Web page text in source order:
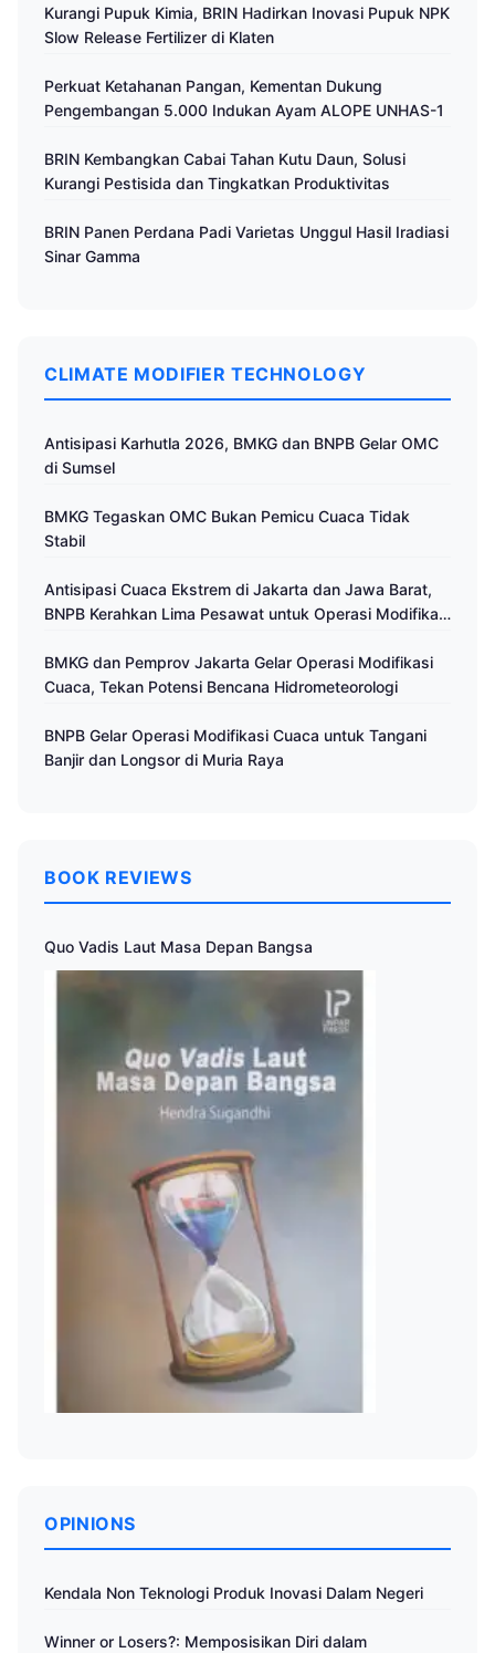
Kurangi Pupuk Kimia, BRIN Hadirkan Inovasi Pupuk NPK
Slow Release Fertilizer di Klaten
Perkuat Ketahanan Pangan, Kementan Dukung
Pengembangan 5.000 Indukan Ayam ALOPE UNHAS-1
BRIN Kembangkan Cabai Tahan Kutu Daun, Solusi
Kurangi Pestisida dan Tingkatkan Produktivitas
BRIN Panen Perdana Padi Varietas Unggul Hasil Iradiasi
Sinar Gamma
CLIMATE MODIFIER TECHNOLOGY
Antisipasi Karhutla 2026, BMKG dan BNPB Gelar OMC
di Sumsel
BMKG Tegaskan OMC Bukan Pemicu Cuaca Tidak
Stabil
Antisipasi Cuaca Ekstrem di Jakarta dan Jawa Barat,
BNPB Kerahkan Lima Pesawat untuk Operasi Modifikasi
BMKG dan Pemprov Jakarta Gelar Operasi Modifikasi
Cuaca, Tekan Potensi Bencana Hidrometeorologi
BNPB Gelar Operasi Modifikasi Cuaca untuk Tangani
Banjir dan Longsor di Muria Raya
BOOK REVIEWS
Quo Vadis Laut Masa Depan Bangsa
OPINIONS
Kendala Non Teknologi Produk Inovasi Dalam Negeri
Winner or Losers?: Memposisikan Diri dalam